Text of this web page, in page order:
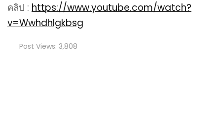
คลิป : https://www.youtube.com/watch?
v=WwhdhIgkbsg
Post Views: 3,808